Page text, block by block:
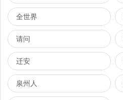
全世界
请问
迁安
泉州人